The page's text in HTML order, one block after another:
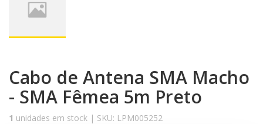
Cabo de Antena SMA Macho
- SMA Fêmea 5m Preto
1 unidades em stock | SKU: LPM005252